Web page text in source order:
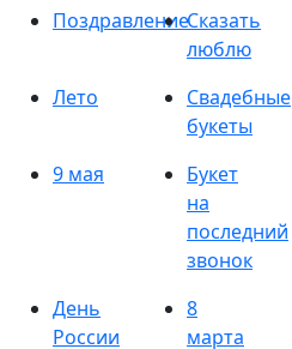
ПоздравлениеСказать
люблю
Лето
Свадебные
букеты
9 мая
Букет
на
последний
звонок
День
России
8
марта